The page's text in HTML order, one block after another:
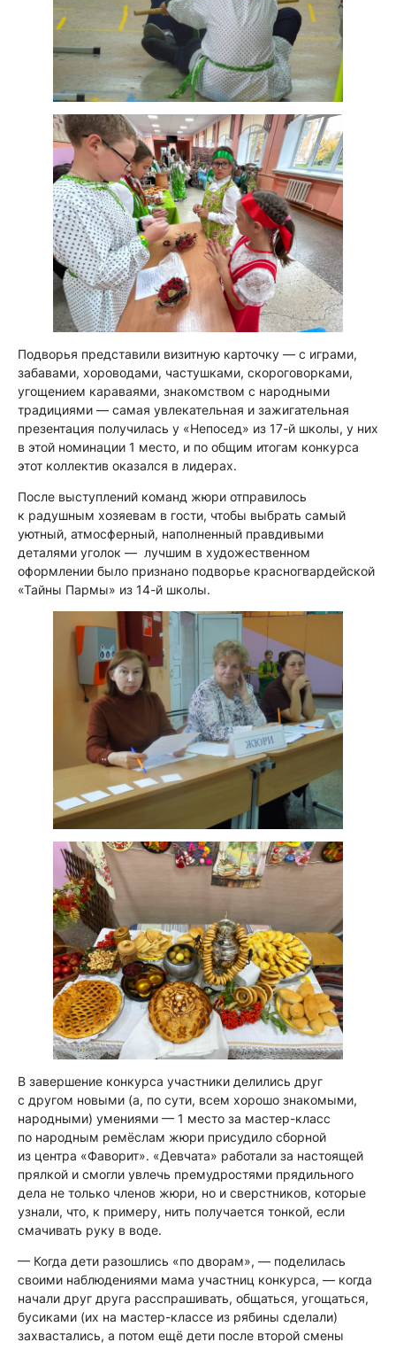
Подворья представили визитную карточку — с играми,
забавами, хороводами, частушками, скороговорками,
угощением караваями, знакомством с народными
традициями — самая увлекательная и зажигательная
презентация получилась у «Непосед» из 17-й школы, у них
в этой номинации 1 место, и по общим итогам конкурса
этот коллектив оказался в лидерах.
После выступлений команд жюри отправилось
к радушным хозяевам в гости, чтобы выбрать самый
уютный, атмосферный, наполненный правдивыми
деталями уголок — лучшим в художественном
оформлении было признано подворье красногвардейской
«Тайны Пармы» из 14-й школы.
В завершение конкурса участники делились друг
с другом новыми (а, по сути, всем хорошо знакомыми,
народными) умениями — 1 место за мастер-класс
по народным ремёслам жюри присудило сборной
из центра «Фаворит». «Девчата» работали за настоящей
прялкой и смогли увлечь премудростями прядильного
дела не только членов жюри, но и сверстников, которые
узнали, что, к примеру, нить получается тонкой, если
смачивать руку в воде.
— Когда дети разошлись «по дворам», — поделилась
своими наблюдениями мама участниц конкурса, — когда
начали друг друга расспрашивать, общаться, угощаться,
бусиками (их на мастер-классе из рябины сделали)
захвастались, а потом ещё дети после второй смены